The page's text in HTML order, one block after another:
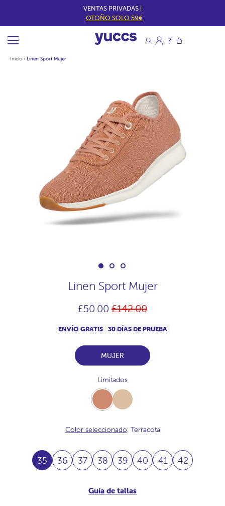
VENTAS PRIVADAS |
OTOÑO SOLO 59€
Inicio › Linen Sport Mujer
Linen Sport Mujer
£50.00 Precio
habitual
£142.00
ENVÍO GRATIS 30 DÍAS DE PRUEBA
MUJER
Limitados
Terracota Beige
Color seleccionado: Terracota
35 36 37 38 39 40 41 42
Guía de tallas